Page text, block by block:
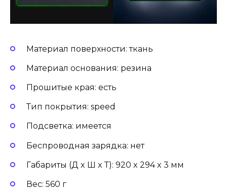
Материал поверхности: ткань
Материал основания: резина
Прошитые края: есть
Тип покрытия: speed
Подсветка: имеется
Беспроводная зарядка: нет
Габариты (Д x Ш x Т): 920 x 294 x 3 мм
Вес: 560 г